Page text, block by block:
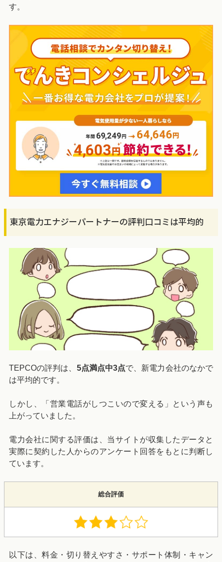
す。
東京電力エナジーパートナーの評判口コミは平均的
TEPCOの評判は、 5点満点中3点で、新電力会社のなかで
は平均的です。
しかし、「営業電話がしつこいので変える」という声も
上がっていました。
電力会社に関する評価は、当サイトが収集したデータと
実際に契約した人からのアンケート回答をもとに判断し
ています。
総合評価
以下は、料金・切り替えやすさ・サポート体制・キャン